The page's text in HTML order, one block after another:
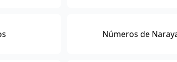
Números de